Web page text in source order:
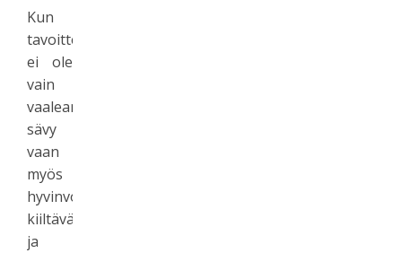
Kun
tavoitteena
ei ole
vain
vaaleampi
sävy
vaan
myös
hyvinvoivat,
kiiltävät
ja